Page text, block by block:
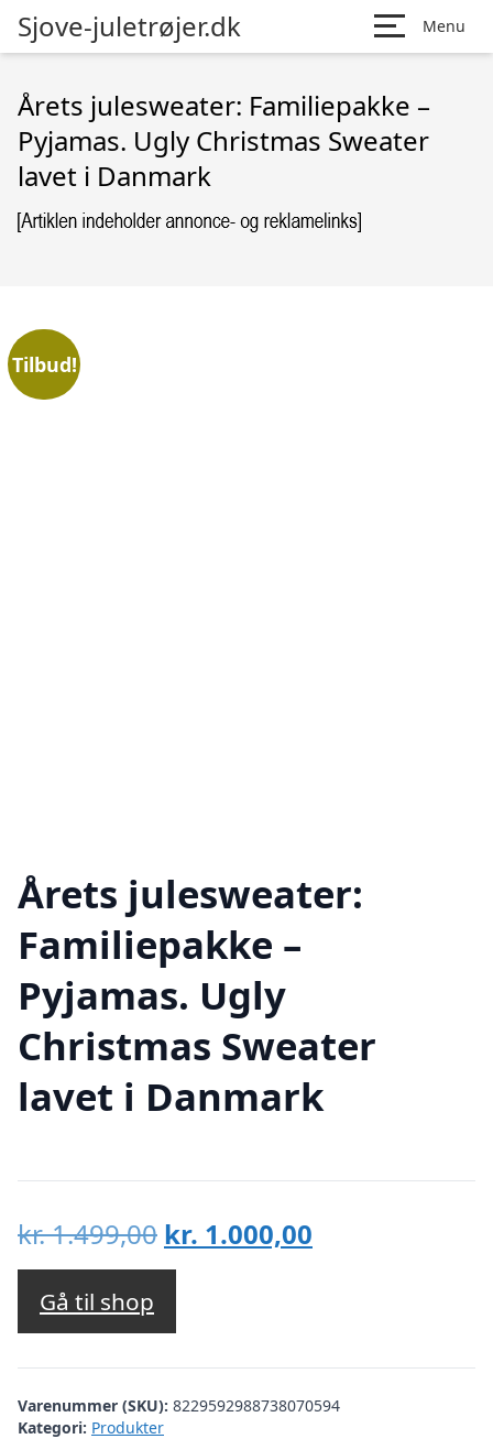
Sjove-juletrøjer.dk Menu
Årets julesweater: Familiepakke –
Pyjamas. Ugly Christmas Sweater
lavet i Danmark
Tilbud!
Årets julesweater:
Familiepakke –
Pyjamas. Ugly
Christmas Sweater
lavet i Danmark
kr.1.499,00 Den
oprindelige
var:
kr. 1.499,00.
kr. 1.000,00
kr. 1.000,00.
Gå til shop
Varenummer (SKU): 8229592988738070594
Kategori: Produkter